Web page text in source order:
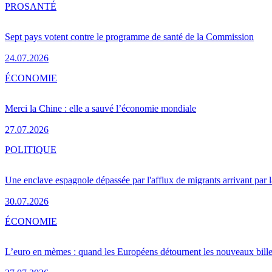
Sept pays votent contre le programme de santé de la Commission
24.07.2026
PROSANTÉ
Merci la Chine : elle a sauvé l’économie mondiale
27.07.2026
ÉCONOMIE
Une enclave espagnole dépassée par l'afflux de migrants arrivant par
30.07.2026
POLITIQUE
L’euro en mèmes : quand les Européens détournent les nouveaux
ÉCONOMIE